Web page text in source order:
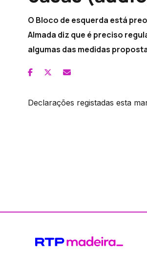
O Bloco de esquerda está
Almada diz que é preciso
algumas das medidas
Declarações registadas esta